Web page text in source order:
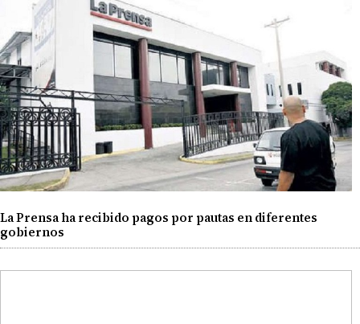
La Prensa ha recibido pagos por pautas en diferentes
gobiernos